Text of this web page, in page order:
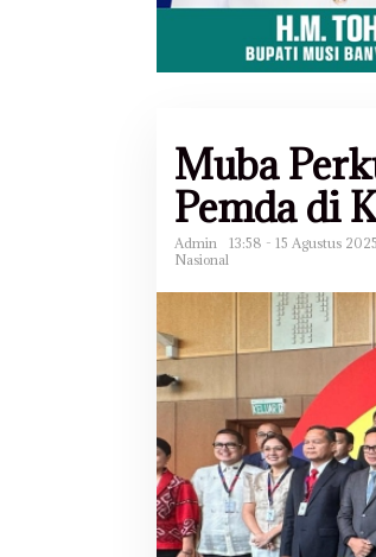
Muba
Pemda di
Admin
13:58 - 15 Agustus 2025
Nasional